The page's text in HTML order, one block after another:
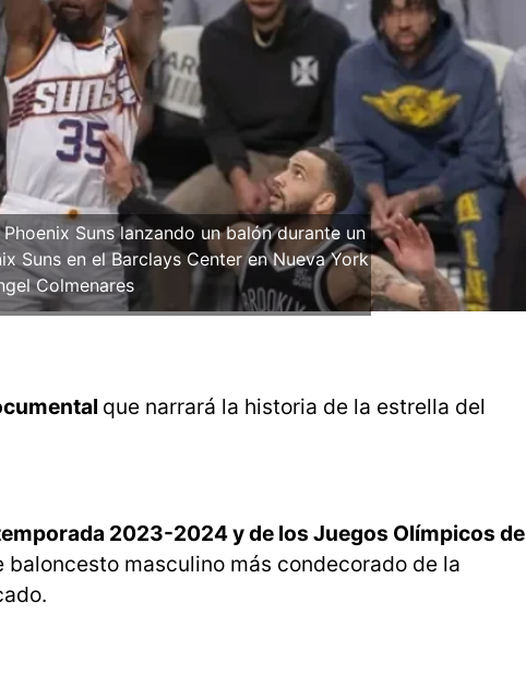
Suns lanzando un balón durante un
Suns en el Barclays Center en Nueva York
Colmenares
que narrará la historia de la estrella del
2023-2024 y de los Juegos Olímpicos de
masculino más condecorado de la